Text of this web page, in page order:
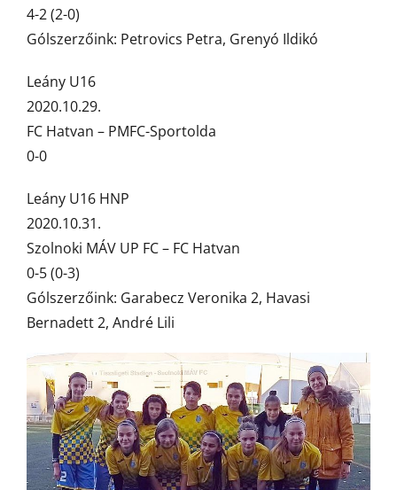
4-2 (2-0)
Gólszerzőink: Petrovics Petra, Grenyó Ildikó
Leány U16
2020.10.29.
FC Hatvan – PMFC-Sportolda
0-0
Leány U16 HNP
2020.10.31.
Szolnoki MÁV UP FC – FC Hatvan
0-5 (0-3)
Gólszerzőink: Garabecz Veronika 2, Havasi
Bernadett 2, André Lili